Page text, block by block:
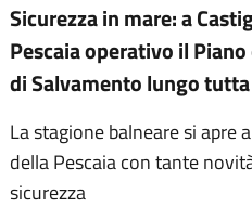
Sicurezza in mare: a
Pescaia operativo il
di Salvamento lungo
La stagione balneare si apre
della Pescaia con tante
sicurezza